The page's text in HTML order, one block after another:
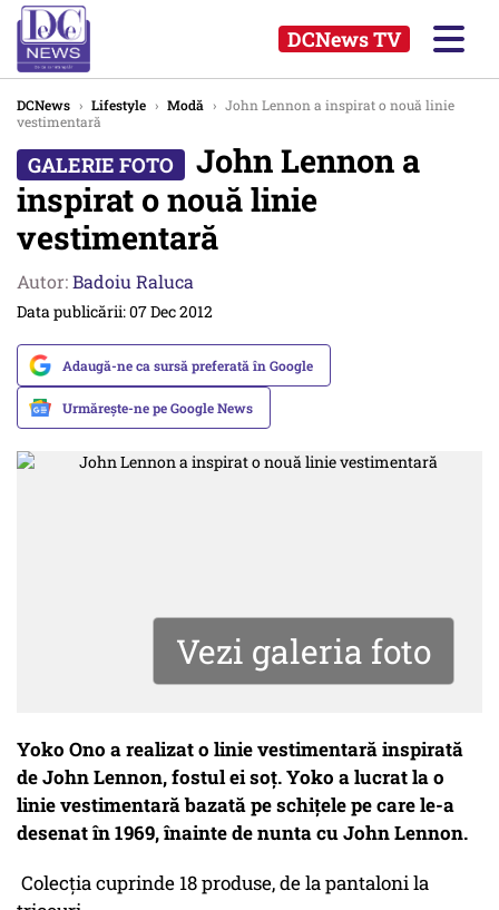
DCNews TV
DCNews › Lifestyle › Modă › John Lennon a inspirat o nouă linie
vestimentară
John Lennon a
inspirat o nouă linie
vestimentară
Autor:Badoiu Raluca
Data publicării: 07 Dec 2012
Adaugă-ne ca sursă preferată în Google
Urmărește-ne pe Google News
Vezi galeria foto
Yoko Ono a realizat o linie vestimentară inspirată
de John Lennon, fostul ei soț. Yoko a lucrat la o
linie vestimentară bazată pe schițele pe care le-a
desenat în 1969, înainte de nunta cu John Lennon.
Colecția cuprinde 18 produse, de la pantaloni la